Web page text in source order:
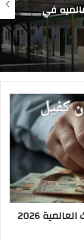
في
أفضل تمويل شخصي بدون كفيل مع أملاك العالمية 2026